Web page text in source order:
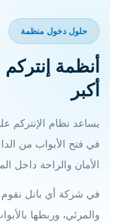
حلول دخول منظمة
أنظمة
أكبر
يساعد نظام الإنتركم
في فتح الأبواب من
الأمان والراحة داخل
في شركة أي بانل نقوم
والمرئي، وربطها